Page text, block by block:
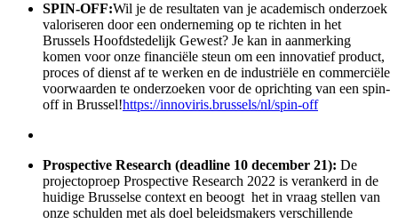
SPIN-OFF:Wil je de resultaten van je academisch onderzoek
valoriseren door een onderneming op te richten in het
Brussels Hoofdstedelijk Gewest? Je kan in aanmerking
komen voor onze financiële steun om een innovatief product,
proces of dienst af te werken en de industriële en commerciële
voorwaarden te onderzoeken voor de oprichting van een spin-
off in Brussel!https://innoviris.brussels/nl/spin-off
Prospective Research (deadline 10 december 21): De
projectoproep Prospective Research 2022 is verankerd in de
huidige Brusselse context en beoogt het in vraag stellen van
onze schulden met als doel beleidsmakers verschillende